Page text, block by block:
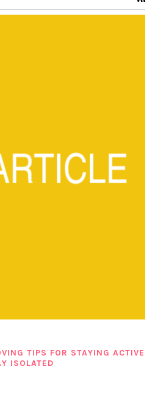
TIPS FOR STAYING ACTIVE
ISOLATED